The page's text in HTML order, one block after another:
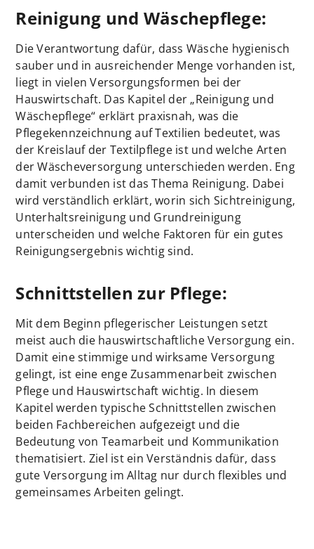
Reinigung und Wäschepflege:
Die Verantwortung dafür, dass Wäsche hygienisch
sauber und in ausreichender Menge vorhanden ist,
liegt in vielen Versorgungsformen bei der
Hauswirtschaft. Das Kapitel der „Reinigung und
Wäschepflege“ erklärt praxisnah, was die
Pflegekennzeichnung auf Textilien bedeutet, was
der Kreislauf der Textilpflege ist und welche Arten
der Wäscheversorgung unterschieden werden. Eng
damit verbunden ist das Thema Reinigung. Dabei
wird verständlich erklärt, worin sich Sichtreinigung,
Unterhaltsreinigung und Grundreinigung
unterscheiden und welche Faktoren für ein gutes
Reinigungsergebnis wichtig sind.
Schnittstellen zur Pflege:
Mit dem Beginn pflegerischer Leistungen setzt
meist auch die hauswirtschaftliche Versorgung ein.
Damit eine stimmige und wirksame Versorgung
gelingt, ist eine enge Zusammenarbeit zwischen
Pflege und Hauswirtschaft wichtig. In diesem
Kapitel werden typische Schnittstellen zwischen
beiden Fachbereichen aufgezeigt und die
Bedeutung von Teamarbeit und Kommunikation
thematisiert. Ziel ist ein Verständnis dafür, dass
gute Versorgung im Alltag nur durch flexibles und
gemeinsames Arbeiten gelingt.